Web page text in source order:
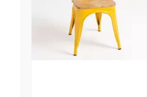
Vista Previa